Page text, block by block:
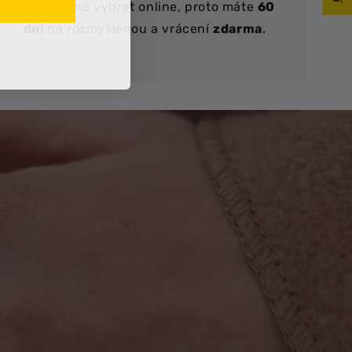
jednoduché vybrat online, proto máte 60
na rozmyšlenou a vrácenízdarma.